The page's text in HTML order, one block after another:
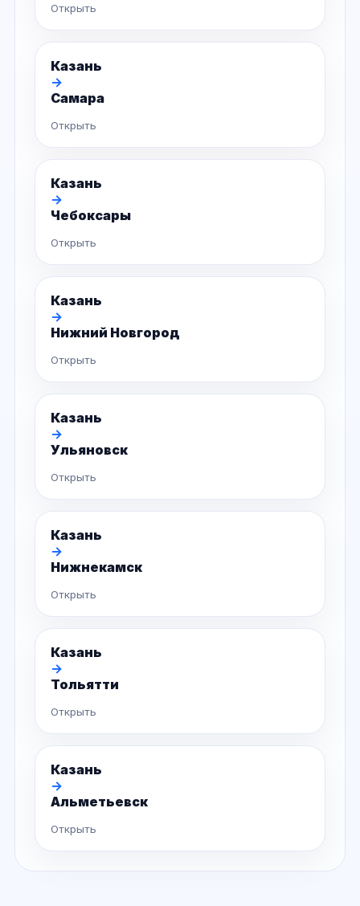
Открыть
Казань
→
Самара
Открыть
Казань
→
Чебоксары
Открыть
Казань
→
Нижний Новгород
Открыть
Казань
→
Ульяновск
Открыть
Казань
→
Нижнекамск
Открыть
Казань
→
Тольятти
Открыть
Казань
→
Альметьевск
Открыть